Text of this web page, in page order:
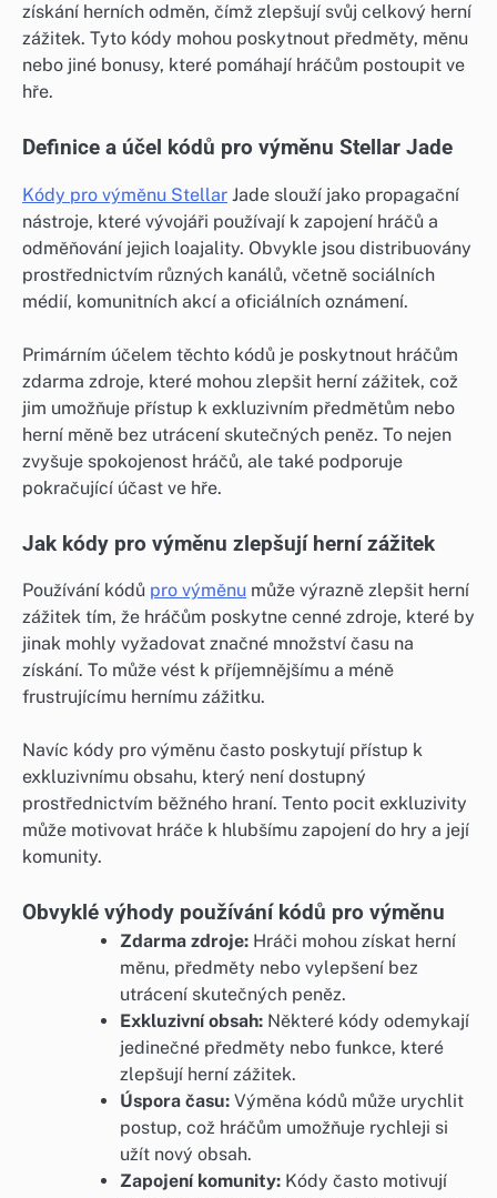
získání herních odměn, čímž zlepšují svůj celkový herní
zážitek. Tyto kódy mohou poskytnout předměty, měnu
nebo jiné bonusy, které pomáhají hráčům postoupit ve
hře.
Definice a účel kódů pro výměnu Stellar Jade
Kódy pro výměnu Stellar Jade slouží jako propagační
nástroje, které vývojáři používají k zapojení hráčů a
odměňování jejich loajality. Obvykle jsou distribuovány
prostřednictvím různých kanálů, včetně sociálních
médií, komunitních akcí a oficiálních oznámení.
Primárním účelem těchto kódů je poskytnout hráčům
zdarma zdroje, které mohou zlepšit herní zážitek, což
jim umožňuje přístup k exkluzivním předmětům nebo
herní měně bez utrácení skutečných peněz. To nejen
zvyšuje spokojenost hráčů, ale také podporuje
pokračující účast ve hře.
Jak kódy pro výměnu zlepšují herní zážitek
Používání kódů pro výměnu může výrazně zlepšit herní
zážitek tím, že hráčům poskytne cenné zdroje, které by
jinak mohly vyžadovat značné množství času na
získání. To může vést k příjemnějšímu a méně
frustrujícímu hernímu zážitku.
Navíc kódy pro výměnu často poskytují přístup k
exkluzivnímu obsahu, který není dostupný
prostřednictvím běžného hraní. Tento pocit exkluzivity
může motivovat hráče k hlubšímu zapojení do hry a její
komunity.
Obvyklé výhody používání kódů pro výměnu
Zdarma zdroje: Hráči mohou získat herní
měnu, předměty nebo vylepšení bez
utrácení skutečných peněz.
Exkluzivní obsah: Některé kódy odemykají
jedinečné předměty nebo funkce, které
zlepšují herní zážitek.
Úspora času: Výměna kódů může urychlit
postup, což hráčům umožňuje rychleji si
užít nový obsah.
Zapojení komunity: Kódy často motivují